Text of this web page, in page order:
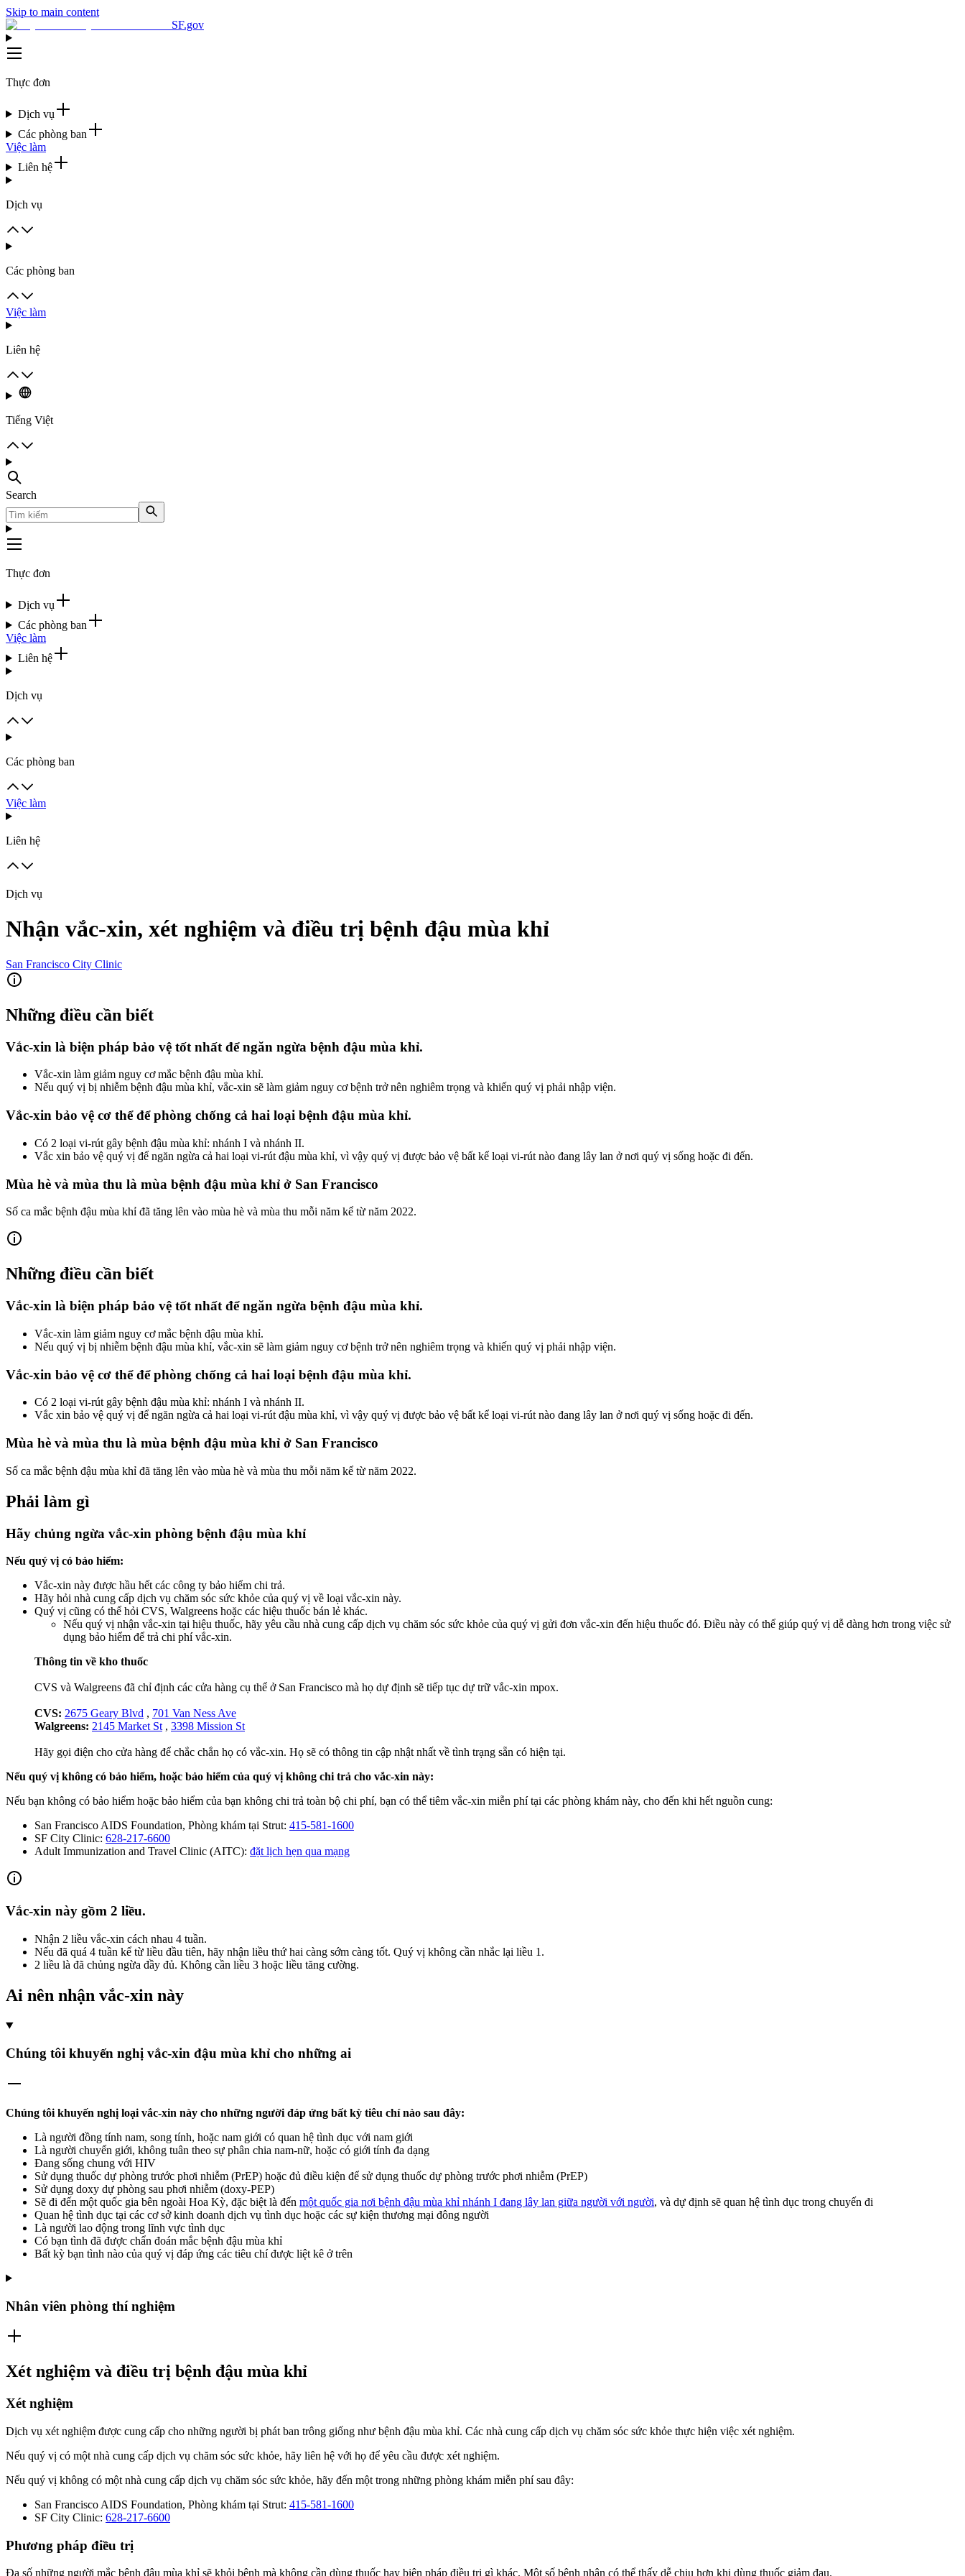
Skip to main content
SF.gov
Thực đơn
Dịch vụ
Các phòng ban
Việc làm
Liên hệ
Dịch vụ
Các phòng ban
Việc làm
Liên hệ
Tiếng Việt
Search
Thực đơn
Dịch vụ
Các phòng ban
Việc làm
Liên hệ
Dịch vụ
Các phòng ban
Việc làm
Liên hệ
Dịch vụ
Nhận vắc-xin, xét nghiệm và điều trị bệnh đậu mùa khỉ
San Francisco City Clinic
Những điều cần biết
Vắc-xin là biện pháp bảo vệ tốt nhất để ngăn ngừa bệnh đậu mùa khỉ.
Vắc-xin làm giảm nguy cơ mắc bệnh đậu mùa khỉ.
Nếu quý vị bị nhiễm bệnh đậu mùa khỉ, vắc-xin sẽ làm giảm nguy cơ bệnh trở nên nghiêm trọng và khiến quý vị phải nhập viện.
Vắc-xin bảo vệ cơ thể để phòng chống cả hai loại bệnh đậu mùa khỉ.
Có 2 loại vi-rút gây bệnh đậu mùa khỉ: nhánh I và nhánh II.
Vắc xin bảo vệ quý vị để ngăn ngừa cả hai loại vi-rút đậu mùa khỉ, vì vậy quý vị được bảo vệ bất kể loại vi-rút nào đang lây lan ở nơi quý vị sống hoặc đi đến.
Mùa hè và mùa thu là mùa bệnh đậu mùa khỉ ở San Francisco
Số ca mắc bệnh đậu mùa khỉ đã tăng lên vào mùa hè và mùa thu mỗi năm kể từ năm 2022.
Những điều cần biết
Vắc-xin là biện pháp bảo vệ tốt nhất để ngăn ngừa bệnh đậu mùa khỉ.
Vắc-xin làm giảm nguy cơ mắc bệnh đậu mùa khỉ.
Nếu quý vị bị nhiễm bệnh đậu mùa khỉ, vắc-xin sẽ làm giảm nguy cơ bệnh trở nên nghiêm trọng và khiến quý vị phải nhập viện.
Vắc-xin bảo vệ cơ thể để phòng chống cả hai loại bệnh đậu mùa khỉ.
Có 2 loại vi-rút gây bệnh đậu mùa khỉ: nhánh I và nhánh II.
Vắc xin bảo vệ quý vị để ngăn ngừa cả hai loại vi-rút đậu mùa khỉ, vì vậy quý vị được bảo vệ bất kể loại vi-rút nào đang lây lan ở nơi quý vị sống hoặc đi đến.
Mùa hè và mùa thu là mùa bệnh đậu mùa khỉ ở San Francisco
Số ca mắc bệnh đậu mùa khỉ đã tăng lên vào mùa hè và mùa thu mỗi năm kể từ năm 2022.
Phải làm gì
Hãy chủng ngừa vắc-xin phòng bệnh đậu mùa khỉ
Nếu quý vị có bảo hiểm:
Vắc-xin này được hầu hết các công ty bảo hiểm chi trả.
Hãy hỏi nhà cung cấp dịch vụ chăm sóc sức khỏe của quý vị về loại vắc-xin này.
Quý vị cũng có thể hỏi CVS, Walgreens hoặc các hiệu thuốc bán lẻ khác.
Nếu quý vị nhận vắc-xin tại hiệu thuốc, hãy yêu cầu nhà cung cấp dịch vụ chăm sóc sức khỏe của quý vị gửi đơn vắc-xin đến hiệu thuốc đó. Điều này có thể giúp quý vị dễ dàng hơn trong việc sử
dụng bảo hiểm để trả chi phí vắc-xin.
Thông tin về kho thuốc
CVS và Walgreens đã chỉ định các cửa hàng cụ thể ở San Francisco mà họ dự định sẽ tiếp tục dự trữ vắc-xin mpox.
CVS: 2675 Geary Blvd , 701 Van Ness Ave
Walgreens: 2145 Market St , 3398 Mission St
Hãy gọi điện cho cửa hàng để chắc chắn họ có vắc-xin. Họ sẽ có thông tin cập nhật nhất về tình trạng sẵn có hiện tại.
Nếu quý vị không có bảo hiểm, hoặc bảo hiểm của quý vị không chi trả cho vắc-xin này:
Nếu bạn không có bảo hiểm hoặc bảo hiểm của bạn không chi trả toàn bộ chi phí, bạn có thể tiêm vắc-xin miễn phí tại các phòng khám này, cho đến khi hết nguồn cung:
San Francisco AIDS Foundation, Phòng khám tại Strut: 415-581-1600
SF City Clinic: 628-217-6600
Adult Immunization and Travel Clinic (AITC): đặt lịch hẹn qua mạng
Vắc-xin này gồm 2 liều.
Nhận 2 liều vắc-xin cách nhau 4 tuần.
Nếu đã quá 4 tuần kể từ liều đầu tiên, hãy nhận liều thứ hai càng sớm càng tốt. Quý vị không cần nhắc lại liều 1.
2 liều là đã chủng ngừa đầy đủ. Không cần liều 3 hoặc liều tăng cường.
Ai nên nhận vắc-xin này
Chúng tôi khuyến nghị vắc-xin đậu mùa khỉ cho những ai
Chúng tôi khuyến nghị loại vắc-xin này cho những người đáp ứng bất kỳ tiêu chí nào sau đây:
Là người đồng tính nam, song tính, hoặc nam giới có quan hệ tình dục với nam giới
Là người chuyển giới, không tuân theo sự phân chia nam-nữ, hoặc có giới tính đa dạng
Đang sống chung với HIV
Sử dụng thuốc dự phòng trước phơi nhiễm (PrEP) hoặc đủ điều kiện để sử dụng thuốc dự phòng trước phơi nhiễm (PrEP)
Sử dụng doxy dự phòng sau phơi nhiễm (doxy-PEP)
Sẽ đi đến một quốc gia bên ngoài Hoa Kỳ, đặc biệt là đến một quốc gia nơi bệnh đậu mùa khỉ nhánh I đang lây lan giữa người với người​, và dự định sẽ quan hệ tình dục trong chuyến đi
Quan hệ tình dục tại các cơ sở kinh doanh dịch vụ tình dục hoặc các sự kiện thương mại đông người
Là người lao động trong lĩnh vực tình dục
Có bạn tình đã được chẩn đoán mắc bệnh đậu mùa khỉ
Bất kỳ bạn tình nào của quý vị đáp ứng các tiêu chí được liệt kê ở trên
Nhân viên phòng thí nghiệm
Xét nghiệm và điều trị bệnh đậu mùa khỉ
Xét nghiệm
Dịch vụ xét nghiệm được cung cấp cho những người bị phát ban trông giống như bệnh đậu mùa khỉ. Các nhà cung cấp dịch vụ chăm sóc sức khỏe thực hiện việc xét nghiệm.
Nếu quý vị có một nhà cung cấp dịch vụ chăm sóc sức khỏe, hãy liên hệ với họ để yêu cầu được xét nghiệm.
Nếu quý vị không có một nhà cung cấp dịch vụ chăm sóc sức khỏe, hãy đến một trong những phòng khám miễn phí sau đây:
San Francisco AIDS Foundation, Phòng khám tại Strut: 415-581-1600
SF City Clinic: 628-217-6600
Phương pháp điều trị
Đa số những người mắc bệnh đậu mùa khỉ sẽ khỏi bệnh mà không cần dùng thuốc hay biện pháp điều trị gì khác. Một số bệnh nhân có thể thấy dễ chịu hơn khi dùng thuốc giảm đau.